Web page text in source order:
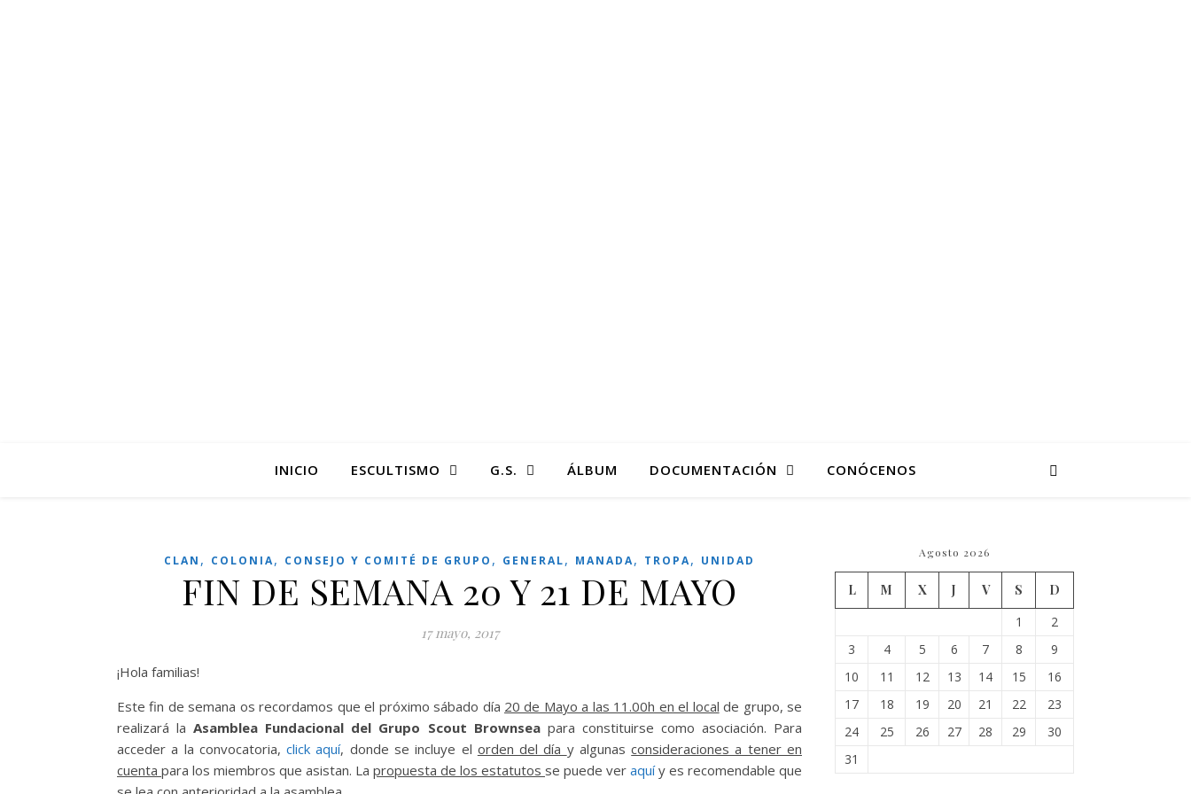
INICIO ESCULTISMO G.S. ÁLBUM DOCUMENTACIÓN CONÓCENOS
CLAN , COLONIA, CONSEJO Y COMITÉ DE GRUPO , GENERAL, MANADA, TROPA, UNIDAD
FIN DE SEMANA 20 Y 21 DE MAYO
17 mayo, 2017
¡Hola familias!
Este fin de semana os recordamos que el próximo sábado día 20 de Mayo a las 11.00h en el local de grupo, se
realizará laAsamblea Fundacional del Grupo Scout Brownseapara constituirse como asociación. Para
acceder a la convocatoria,click aquí, donde se incluye el orden del día y algunasconsideraciones a tener en
cuenta para los miembros que asistan. La propuesta de los estatutos se puede ver aquíy es recomendable que
Agosto 2026
L M X J V S
D
1
2
3
4 5 6 7 8
9
10
11 12 13 14 15
16
17
18 19 20 21 22
23
24
25 26 27 28 29
30
31